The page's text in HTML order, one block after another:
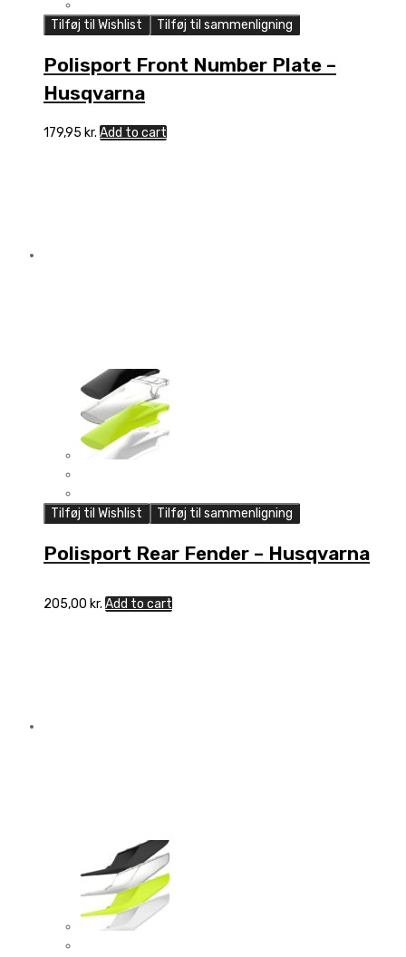
Tilføj til Wishlist Tilføj til sammenligning
Polisport Front Number Plate –
Husqvarna
179,95 kr. Add to cart
Tilføj til Wishlist Tilføj til sammenligning
Polisport Rear Fender – Husqvarna
205,00 kr. Add to cart